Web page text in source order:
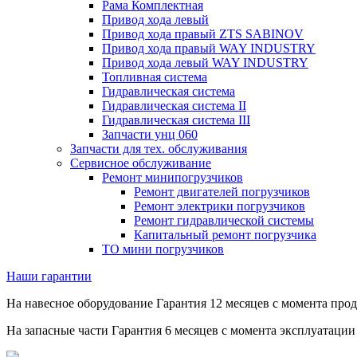
Рама Комплектная
Привод хода левый
Привод хода правый ZTS SABINOV
Привод хода правый WAY INDUSTRY
Привод хода левый WAY INDUSTRY
Топливная система
Гидравлическая система
Гидравлическая система II
Гидравлическая система III
Запчасти унц 060
Запчасти для тех. обслуживания
Сервисное обслуживание
Ремонт минипогрузчиков
Ремонт двигателей погрузчиков
Ремонт электрики погрузчиков
Ремонт гидравлической системы
Капитальный ремонт погрузчика
ТО мини погрузчиков
Наши гарантии
На навесное оборудование Гарантия 12 месяцев с момента
На запасные части Гарантия 6 месяцев с момента эксплуатации